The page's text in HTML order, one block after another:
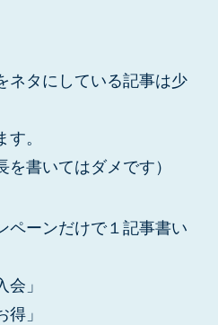
タにしている記事は少
。
を書いてはダメです）
ーンだけで１記事書い
」
」